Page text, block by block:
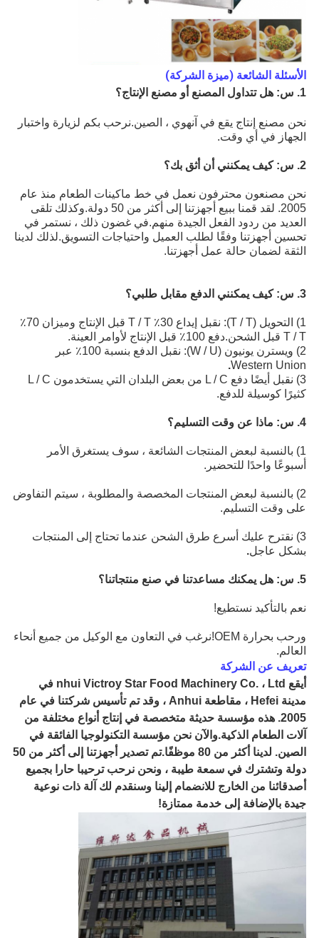
الأسئلة الشائعة (ميزة الشركة)
1. س: هل تتداول المصنع أو مصنع الإنتاج؟
نحن مصنع إنتاج يقع في آنهوي ، الصين.نرحب بكم لزيارة واختبار
الجهاز في أي وقت.
2. س: كيف يمكنني أن أثق بك؟
نحن مصنعون محترفون نعمل في خط ماكينات الطعام منذ عام
2005. لقد قمنا ببيع أجهزتنا إلى أكثر من 50 دولة.وكذلك تلقى
العديد من ردود الفعل الجيدة منهم.في غضون ذلك ، نستمر في
تحسين أجهزتنا وفقًا لطلب العميل واحتياجات التسويق.لذلك لدينا
الثقة لضمان حالة عمل أجهزتنا.
3. س: كيف يمكنني الدفع مقابل طلبي؟
1) التحويل (T / T): نقبل إيداع 30٪ T / T قبل الإنتاج وميزان 70٪
T / T قبل الشحن.دفع 100٪ قبل الإنتاج لأوامر العينة.
2) ويسترن يونيون (W / U): نقبل الدفع بنسبة 100٪ عبر
Western Union
.
3) نقبل أيضًا دفع L / C من بعض البلدان التي يستخدمون L / C
كثيرًا كوسيلة للدفع.
4. س: ماذا عن وقت التسليم؟
1) بالنسبة لبعض المنتجات الشائعة ، سوف يستغرق الأمر
أسبوعًا واحدًا للتحضير.
2) بالنسبة لبعض المنتجات المخصصة والمطلوبة ، سيتم التفاوض
على وقت التسليم.
3) نقترح عليك أسرع طرق الشحن عندما تحتاج إلى المنتجات
بشكل عاجل.
5. س: هل يمكنك مساعدتنا في صنع منتجاتنا؟
نعم بالتأكيد نستطيع!
ورحب بحرارة OEM!نرغب في التعاون مع الوكيل من جميع أنحاء
العالم.
تعريف عن الشركة
يقع nhui Victroy Star Food Machinery Co. ، Ltd في
مدينة Hefei ، مقاطعة Anhui ، وقد تم تأسيس شركتنا في عام
2005. هذه مؤسسة حديثة متخصصة في إنتاج أنواع مختلفة من
آلات الطعام الذكية.والآن نحن مؤسسة التكنولوجيا الفائقة في
الصين. لدينا أكثر من 80 موظفًا.تم تصدير أجهزتنا إلى أكثر من 50
دولة وتشترك في سمعة طيبة ، ونحن نرحب ترحيبا حارا بجميع
أصدقائنا من الخارج للانضمام إلينا وسنقدم لك آلة ذات نوعية
جيدة بالإضافة إلى خدمة ممتازة!